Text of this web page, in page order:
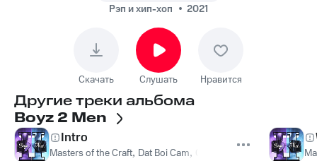
Рэп и хип-хоп
2021
Скачать Слушать Нравится
Другие треки альбома
Boyz 2 Men
Intro
Masters of the Craft, Dat Boi Cam,